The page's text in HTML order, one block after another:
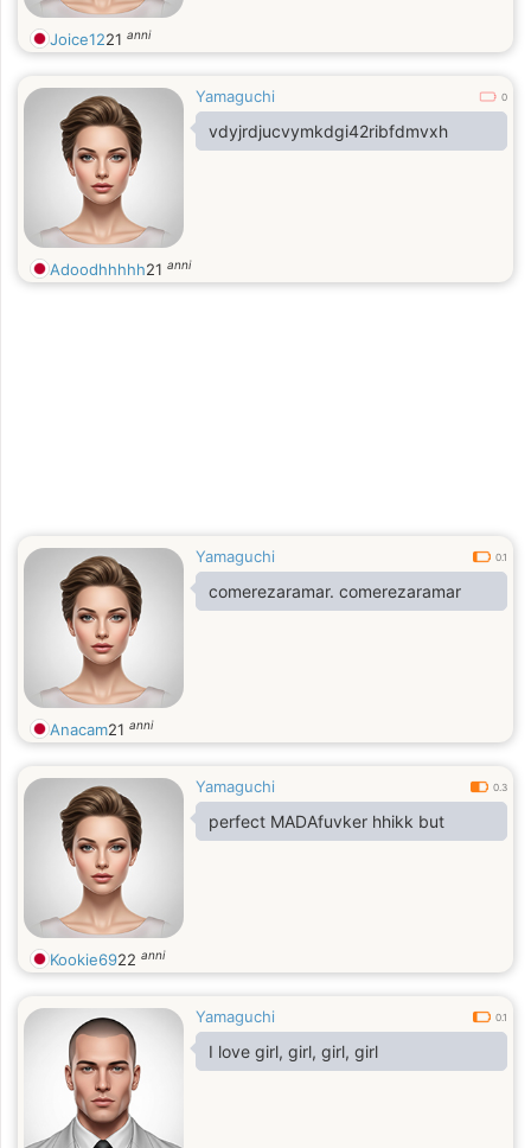
Joice1221 anni
Yamaguchi 0
vdyjrdjucvymkdgi42ribfdmvxh
Adoodhhhhh21 anni
Yamaguchi 0.1
comerezaramar. comerezaramar
Anacam21 anni
Yamaguchi 0.3
perfect MADAfuvker hhikk but
Kookie6922 anni
Yamaguchi 0.1
I love girl, girl, girl, girl